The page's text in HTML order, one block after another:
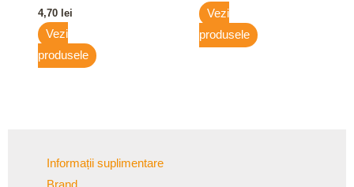
4,70 lei
Vezi
produsele
Vezi
produsele
Informații suplimentare